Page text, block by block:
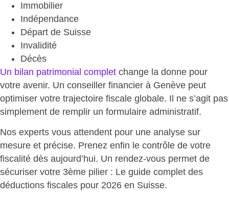
Immobilier
Indépendance
Départ de Suisse
Invalidité
Décès
Un bilan patrimonial complet change la donne pour
votre avenir. Un conseiller financier à Genève peut
optimiser votre trajectoire fiscale globale. Il ne s’agit pas
simplement de remplir un formulaire administratif.
Nos experts vous attendent pour une analyse sur
mesure et précise. Prenez enfin le contrôle de votre
fiscalité dès aujourd’hui. Un rendez-vous permet de
sécuriser votre 3ème pilier : Le guide complet des
déductions fiscales pour 2026 en Suisse.